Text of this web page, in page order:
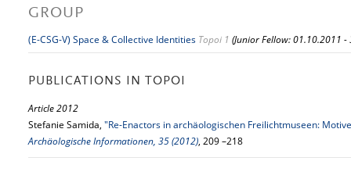
GROUP
(E-CSG-V) Space & Collective Identities Topoi 1 (Junior Fellow: 01.10.2011
PUBLICATIONS IN TOPOI
Article 2012
Stefanie Samida, "Re-Enactors in archäologischen Freilichtmuseen:
Archäologische Informationen, 35 (2012), 209 –218